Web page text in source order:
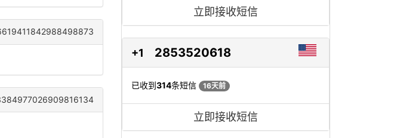
立即接收短信
+1 2853520618
已收到314条短信 16天前
立即接收短信